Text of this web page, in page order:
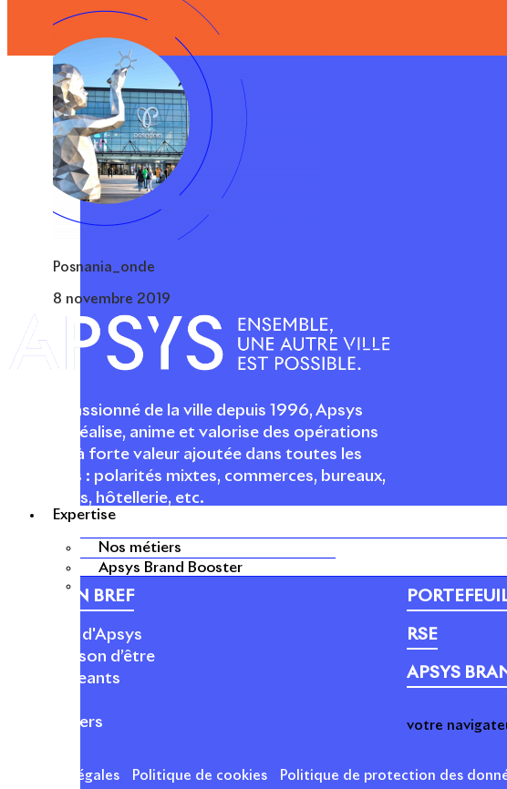
Expertise
Nos métiers
Apsys Brand Booster
Posnania_onde
8 novembre 2019
Acteur passionné de la ville depuis 1996, Apsys
conçoit, réalise, anime et valorise des opérations
urbaines à forte valeur ajoutée dans toutes les
fonctions : polarités mixtes, commerces, bureaux,
logements, hôtellerie, etc.
APSYS EN BREF
À propos d'Apsys
Notre raison d’être
Nos dirigeants
Nos métiers
RSE
APSYS
Mentions légales Politique de cookies Politique de protection des
votre